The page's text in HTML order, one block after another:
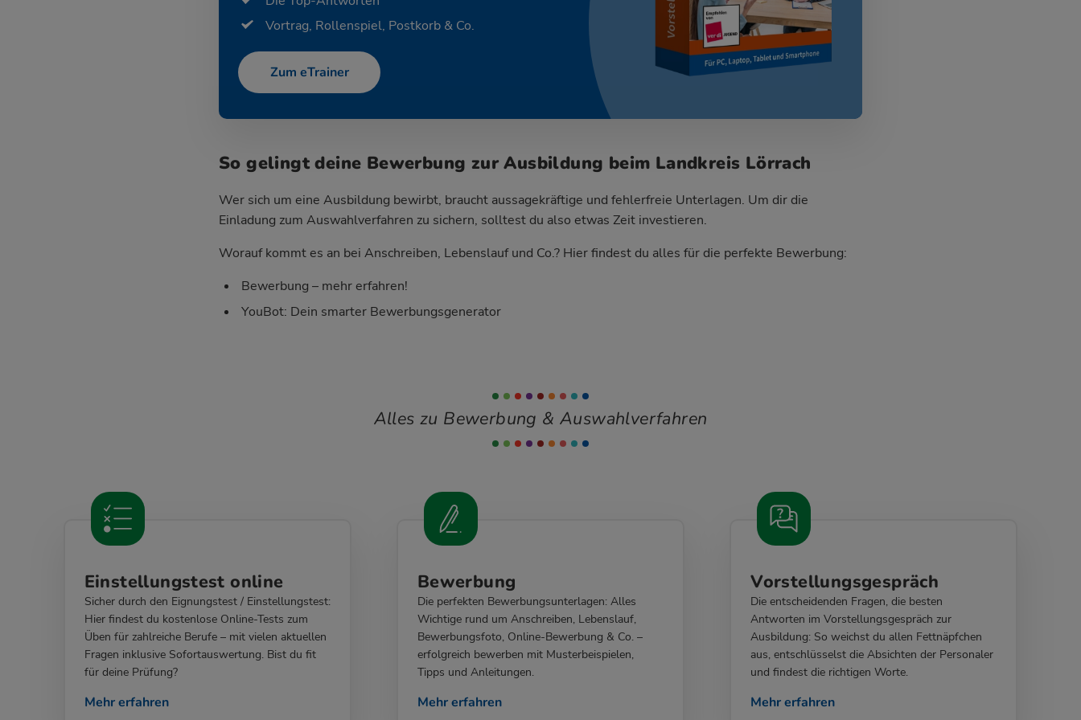
Vortrag, Rollenspiel, Postkorb & Co.
Zum eTrainer
So gelingt deine Bewerbung zur Ausbildung beim Landkreis Lörrach
Wer sich um eine Ausbildung bewirbt, braucht aussagekräftige und fehlerfreie Unterlagen. Um dir die
Einladung zum Auswahlverfahren zu sichern, solltest du also etwas Zeit investieren.
Worauf kommt es an bei Anschreiben, Lebenslauf und Co.? Hier findest du alles für die perfekte Bewerbung:
Bewerbung – mehr erfahren!
YouBot: Dein smarter Bewerbungsgenerator
Alles zu Bewerbung & Auswahlverfahren
Einstellungstest online
Sicher durch den Eignungstest / Einstellungstest:
Hier findest du kostenlose Online-Tests zum
Üben für zahlreiche Berufe – mit vielen aktuellen
Fragen inklusive Sofortauswertung. Bist du fit
für deine Prüfung?
Mehr erfahren
Bewerbung
Die perfekten Bewerbungsunterlagen: Alles
Wichtige rund um Anschreiben, Lebenslauf,
Bewerbungsfoto, Online-Bewerbung & Co. –
erfolgreich bewerben mit Musterbeispielen,
Tipps und Anleitungen.
Mehr erfahren
Vorstellungsgespräch
Die entscheidenden Fragen, die besten
Antworten im Vorstellungsgespräch zur
Ausbildung: So weichst du allen Fettnäpfchen
aus, entschlüsselst die Absichten der Personaler
und findest die richtigen Worte.
Mehr erfahren